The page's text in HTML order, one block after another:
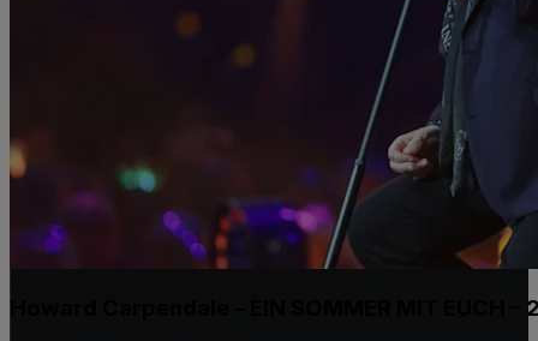
Howard Carpendale – EIN SOMMER MIT EUCH –